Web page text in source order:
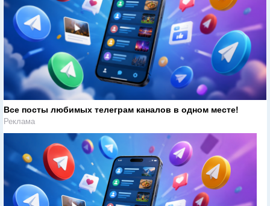
Все посты любимых телеграм каналов в одном месте!
Реклама